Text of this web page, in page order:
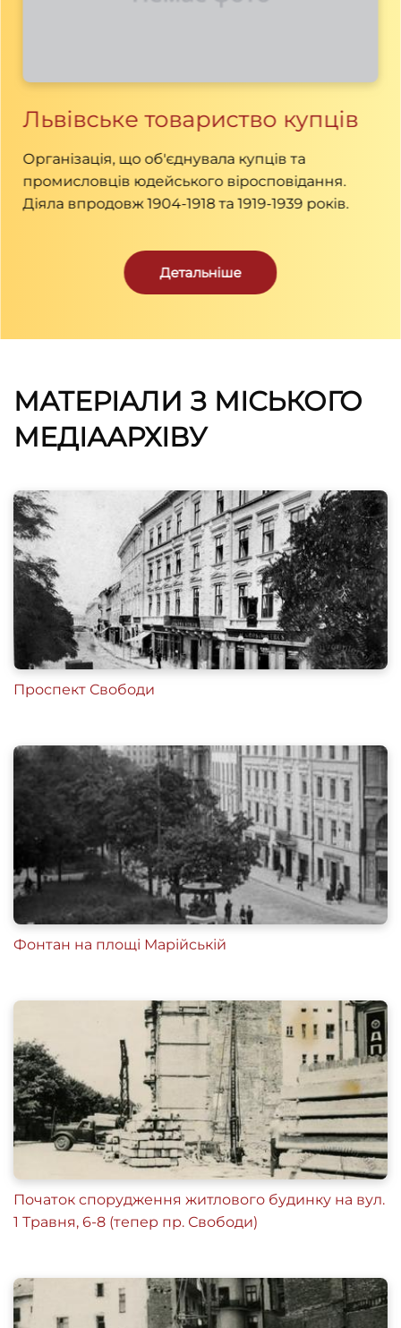
Львівське товариство купців
Організація, що об'єднувала купців та
промисловців юдейського віросповідання.
Діяла впродовж 1904-1918 та 1919-1939 років.
Детальніше
МАТЕРІАЛИ З МІСЬКОГО
МЕДІААРХІВУ
Проспект Свободи
Фонтан на площі Марійській
Початок спорудження житлового будинку на вул.
1 Травня, 6-8 (тепер пр. Свободи)